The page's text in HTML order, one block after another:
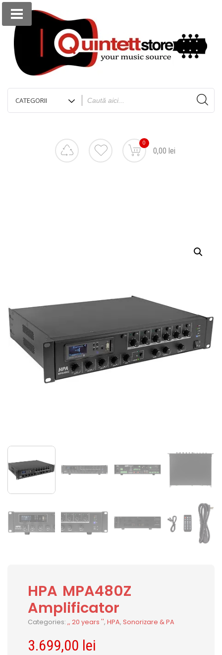
0
0,00 lei
HPA MPA480Z
Amplificator
Categories: ,, 20 years '', HPA, Sonorizare & PA
3.699,00 lei